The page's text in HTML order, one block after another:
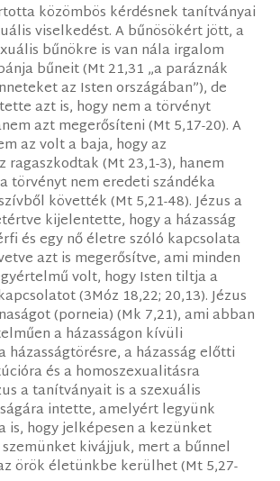
közömbös kérdésnek tanítványai
viselkedést. A bűnösökért jött, a
bűnökre is van nála irgalom
bűneit (Mt 21,31 „a paráznák
az Isten országában”), de
azt is, hogy nem a törvényt
azt megerősíteni (Mt 5,17-20). A
az volt a baja, hogy az
ragaszkodtak (Mt 23,1-3), hanem
törvényt nem eredeti szándéka
követték (Mt 5,21-48). Jézus a
kijelentette, hogy a házasság
és egy nő életre szóló kapcsolata
azt is megerősítve, ami minden
volt, hogy Isten tiltja a
(3Móz 18,22; 20,13). Jézus
(porneia) (Mk 7,21), ami abban
a házasságon kívüli
házasságtörésre, a házasság előtti
és a homoszexualitásra
a tanítványait is a szexuális
intette, amelyért legyünk
is, hogy jelképesen a kezünket
kivájjuk, mert a bűnnel
örök életünkbe kerülhet (Mt 5,27-